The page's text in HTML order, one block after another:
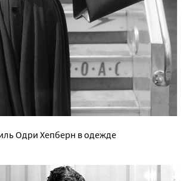
Одри Хепберн в одежде